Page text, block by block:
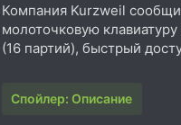
Компания Kurzweil
молоточковую
(16 партий), быстрый
Спойлер: Описание